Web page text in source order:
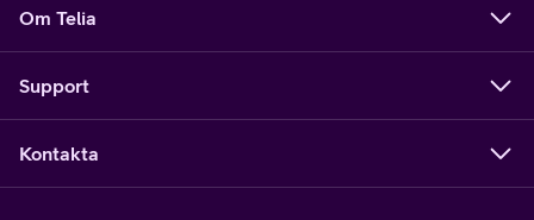
Om Telia
Support
Kontakta